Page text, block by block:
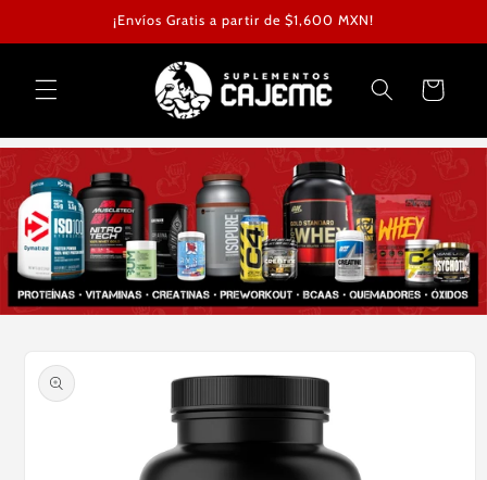
directamente
al contenido
¡Envíos Gratis a partir de $1,600 MXN!
Carrito
a la
información
del producto